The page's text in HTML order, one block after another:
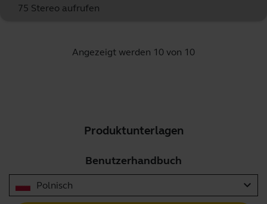
75 Stereo aufrufen
Angezeigt werden 10 von 10
Produktunterlagen
Benutzerhandbuch
Polnisch expand_more